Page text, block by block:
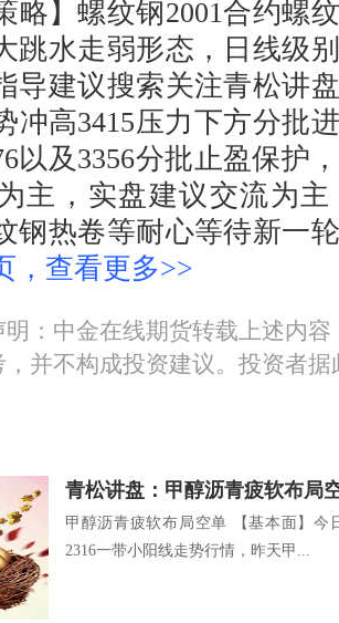
】螺纹钢2001合约螺
跳水走弱形态，日线级
导建议搜索关注青松讲
冲高3415压力下方分批
以及3356分批止盈保护
主，实盘建议交流为
钢热卷等耐心等待新一
，查看更多>>
：中金在线期货转载上述内
并不构成投资建议。投资者
青松讲盘：甲醇沥青疲软布局
甲醇沥青疲软布局空单 【基本面】今
2316一带小阳线走势行情，昨天甲...